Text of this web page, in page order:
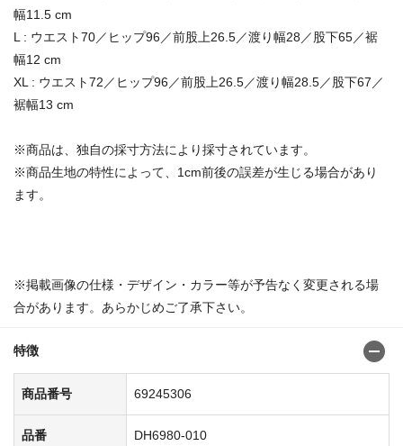
幅11.5 cm
L : ウエスト70／ヒップ96／前股上26.5／渡り幅28／股下65／裾
幅12 cm
XL : ウエスト72／ヒップ96／前股上26.5／渡り幅28.5／股下67／
裾幅13 cm
※商品は、独自の採寸方法により採寸されています。
※商品生地の特性によって、1cm前後の誤差が生じる場合があり
ます。
※掲載画像の仕様・デザイン・カラー等が予告なく変更される場
合があります。あらかじめご了承下さい。
特徴
商品番号 69245306
品番 DH6980-010